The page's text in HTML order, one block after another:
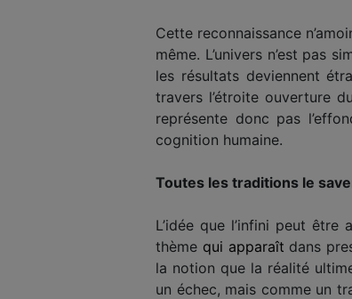
Cette reconnaissance
même. L’univers n’est pas
les résultats deviennent
travers l’étroite ouverture
représente donc pas
cognition humaine.
Toutes les traditions le
L’idée que l’infini peut être
thème qui apparaît dans
la notion que la réalité
un échec, mais comme un